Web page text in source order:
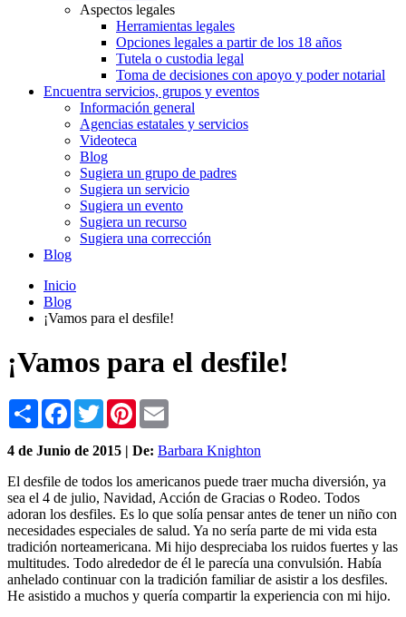
Aspectos legales
Herramientas legales
Opciones legales a partir de los 18 años
Tutela o custodia legal
Toma de decisiones con apoyo y poder notarial
Encuentra servicios, grupos y eventos
Información general
Agencias estatales y servicios
Videoteca
Blog
Sugiera un grupo de padres
Sugiera un servicio
Sugiera un evento
Sugiera un recurso
Sugiera una corrección
Blog
Inicio
Blog
¡Vamos para el desfile!
¡Vamos para el desfile!
Share Facebook
TwitterPinterest
4 de Junio de 2015 | De: Barbara Knighton
El desfile de todos los americanos puede traer mucha diversión, ya
sea el 4 de julio, Navidad, Acción de Gracias o Rodeo. Todos
adoran los desfiles. Es lo que solía pensar antes de tener un niño con
necesidades especiales de salud. Ya no sería parte de mi vida esta
tradición norteamericana. Mi hijo despreciaba los ruidos fuertes y las
multitudes. Todo alrededor de él le parecía una convulsión. Había
anhelado continuar con la tradición familiar de asistir a los desfiles.
He asistido a muchos y quería compartir la experiencia con mi hijo.